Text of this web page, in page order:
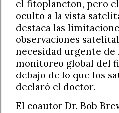
el fitoplancton, pero
oculto a la vista
destaca las
observaciones
necesidad urgente de
monitoreo global del
debajo de lo que los
declaró el doctor.
El coautor Dr. Bob